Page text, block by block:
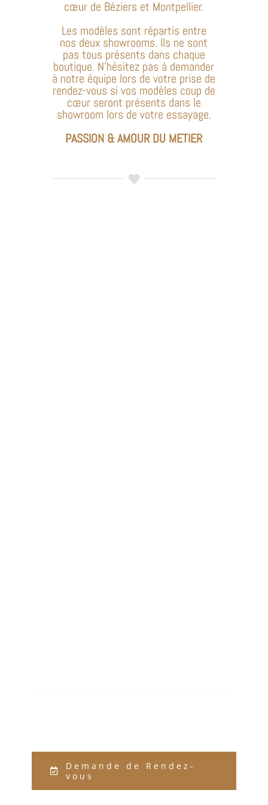
cœur de Béziers et Montpellier.
Les modèles sont répartis entre
nos deux showrooms. Ils ne sont
pas tous présents dans chaque
boutique. N’hésitez pas à demander
à notre équipe lors de votre prise de
rendez-vous si vos modèles coup de
cœur seront présents dans le
showroom lors de votre essayage.
PASSION & AMOUR DU METIER
Demande de Rendez-
vous